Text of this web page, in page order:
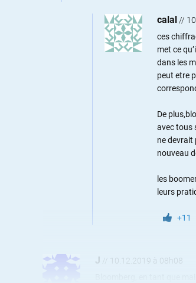
calal //
ces
met ce
dans les
peut etre
De
avec tous
ne devrait
nouveau
les
leurs
+11
J //
10.12.2019 à 08h08
Bloomberg, en tant que